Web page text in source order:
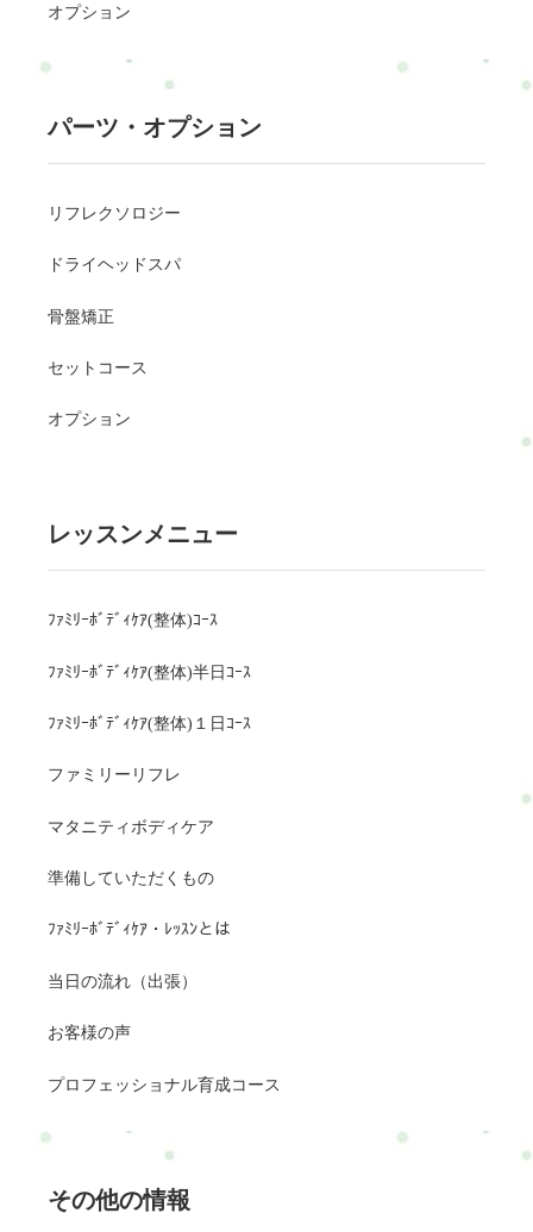
オプション
パーツ・オプション
リフレクソロジー
ドライヘッドスパ
骨盤矯正
セットコース
オプション
レッスンメニュー
ﾌｧﾐﾘｰﾎﾞﾃﾞｨｹｱ(整体)ｺｰｽ
ﾌｧﾐﾘｰﾎﾞﾃﾞｨｹｱ(整体)半日ｺｰｽ
ﾌｧﾐﾘｰﾎﾞﾃﾞｨｹｱ(整体)１日ｺｰｽ
ファミリーリフレ
マタニティボディケア
準備していただくもの
ﾌｧﾐﾘｰﾎﾞﾃﾞｨｹｱ・ﾚｯｽﾝとは
当日の流れ（出張）
お客様の声
プロフェッショナル育成コース
その他の情報